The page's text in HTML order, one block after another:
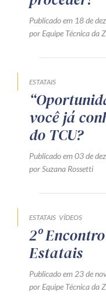
Publicado em 18 de
por Equipe Técnica da
ESTATAIS
você já
do TCU?
Publicado em 03 de
por Suzana Rossetti
ESTATAIS VÍDEOS
2º
Estatais
Publicado em 23 de
por Equipe Técnica da